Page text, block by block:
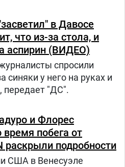
в Давосе
что из-за стола, и
аспирин (ВИДЕО)
спросили
синяки у него на руках и
передает "ДС".
и Флорес
побега от
подробности
США в Венесуэле